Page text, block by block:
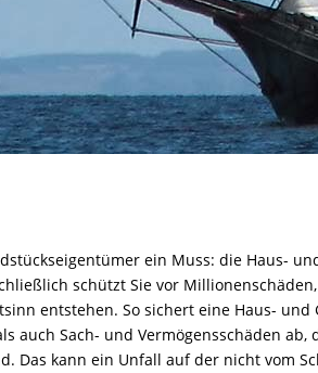
ein Muss: die Haus-
schützt Sie vor
entstehen. So sichert eine Haus-
auch Sach- und Vermögensschäden ab,
Das kann ein Unfall auf der nicht vom